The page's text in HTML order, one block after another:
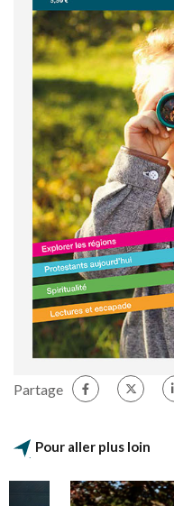
Partage
Pour aller plus loin